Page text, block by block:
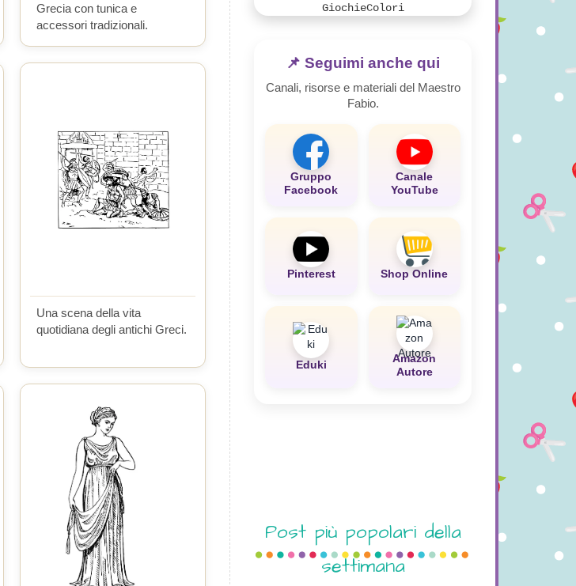
Grecia con tunica e
accessori tradizionali.
Una scena della vita
quotidiana degli antichi Greci.
📌 Seguimi anche qui
Canali, risorse e materiali del Maestro
Fabio.
Gruppo
Facebook
Canale
YouTube
Pinterest Shop Online
Eduki
Amazon
Autore
Post più popolari della
settimana